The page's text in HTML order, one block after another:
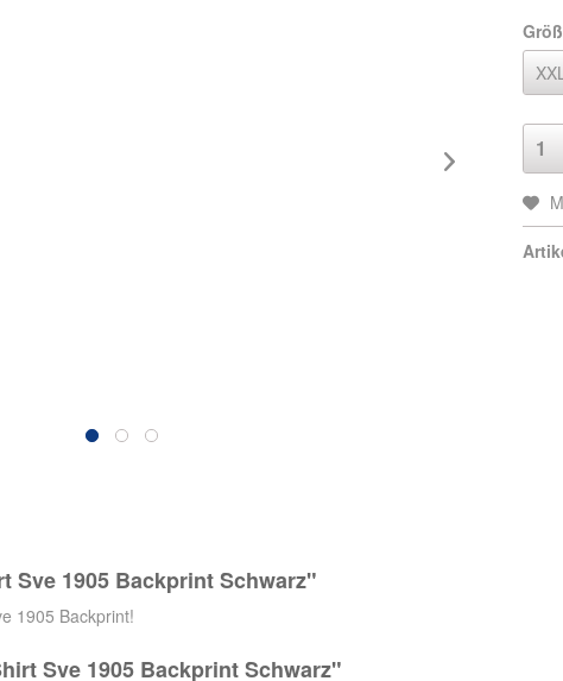
Sve 1905 Backprint Schwarz"
1905 Backprint!
Sve 1905 Backprint Schwarz"